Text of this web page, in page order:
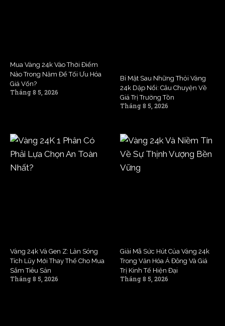
Mua Vàng 24k Vào Thời Điểm
Nào Trong Năm Để Tối Ưu Hóa
Giá Vốn?
Tháng 8 5, 2026
Bí Mật Sau Những Thỏi Vàng
24k Dập Nổi: Câu Chuyện Về
Giá Trị Trường Tồn
Tháng 8 5, 2026
Vàng 24k Và Gen Z: Làn Sóng
Tích Lũy Mới Thay Thế Cho Mua
Sắm Tiêu Sản
Tháng 8 5, 2026
Giải Mã Sức Hút Của Vàng 24k
Trong Văn Hóa Á Đông Và Giá
Trị Kinh Tế Hiện Đại
Tháng 8 5, 2026